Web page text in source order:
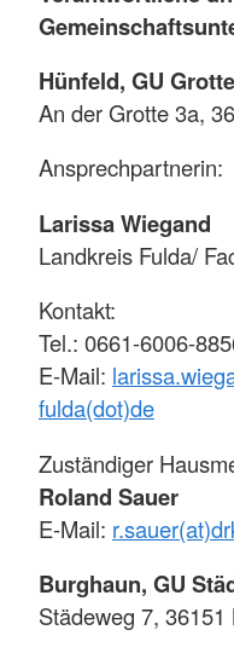
Hünfeld, GU Grotte
An der Grotte 3a,
Ansprechpartnerin:
Larissa Wiegand
Landkreis Fulda/
Kontakt:
Tel.: 0661-6006-
E-Mail:
fulda(dot)de
Zuständiger
Roland Sauer
E-Mail:
Burghaun, GU
Städeweg 7, 36151